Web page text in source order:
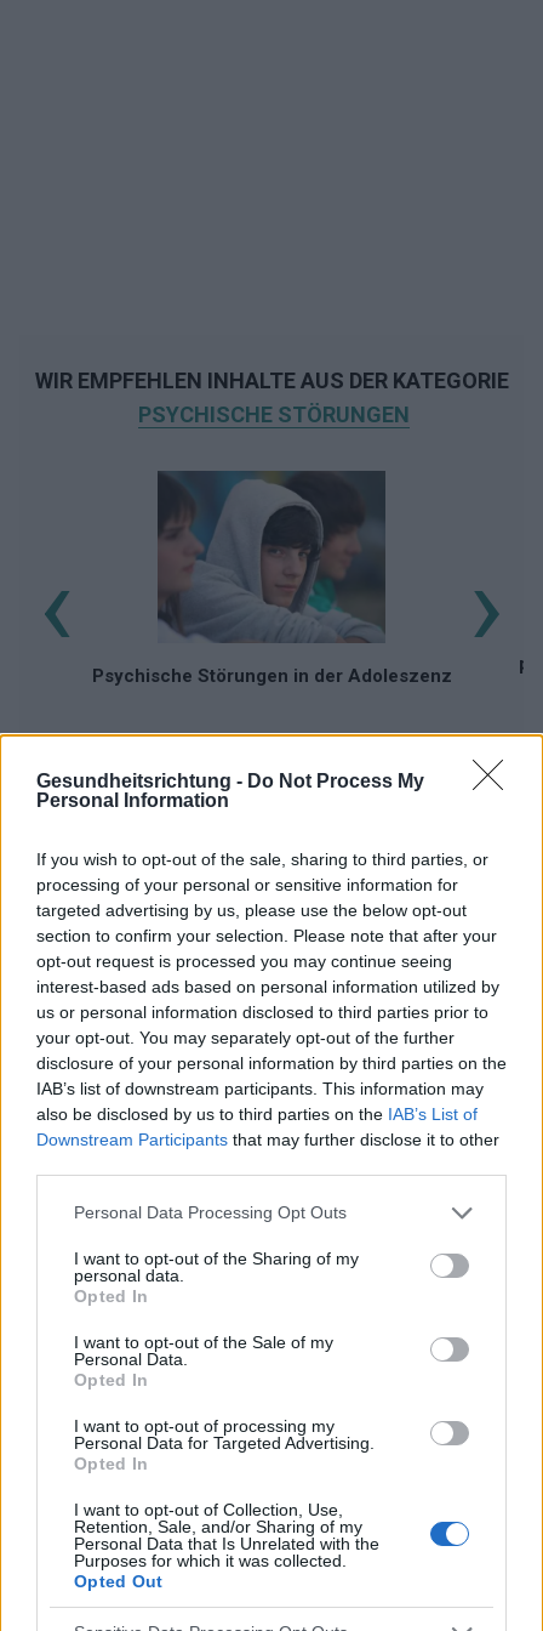
Gesundheitsrichtung - Do Not Process My
Personal Information
If you wish to opt-out of the sale, sharing to third parties, or
processing of your personal or sensitive information for
targeted advertising by us, please use the below opt-out
section to confirm your selection. Please note that after your
opt-out request is processed you may continue seeing
interest-based ads based on personal information utilized by
us or personal information disclosed to third parties prior to
your opt-out. You may separately opt-out of the further
disclosure of your personal information by third parties on the
IAB’s list of downstream participants. This information may
also be disclosed by us to third parties on the IAB’s List of
Downstream Participants that may further disclose it to other
Please note that this website/app uses one or more Google
not limited to your visit or usage behaviour. You may click to
grant or deny consent to Google and its third-party tags to
use your data for below specified purposes in below Google
consent section.
Personal Data Processing Opt Outs
I want to opt-out of the Sharing of my
personal data.
Opted In
I want to opt-out of the Sale of my
Personal Data.
Opted In
I want to opt-out of processing my
Personal Data for Targeted Advertising.
Opted In
I want to opt-out of Collection, Use,
Retention, Sale, and/or Sharing of my
Personal Data that Is Unrelated with the
Purposes for which it was collected.
Opted Out
WIR EMPFEHLEN INHALTE AUS DER KATEGORIE
PSYCHISCHE STÖRUNGEN
Psychische Störungen in der Adoleszenz
‹ ›